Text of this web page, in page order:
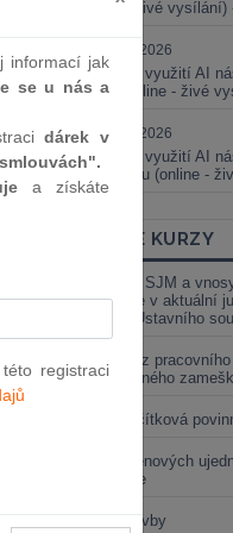
k
(online - živé vysílání)
25.08.2026
Praktické využití AI
smluv (online - živé
01.09.2026
Praktické využití AI
judikaturou (online -
ONLINE KURZY
Vnosy ze SJM a
valorizace v aktuální
soudu a Ústavního
Výpověď z
neomluveného
Nová „tlačítková
Změna cenových
energetice
Černé stavby
informací jak
se u nás a
dárek v
a získáte
registraci